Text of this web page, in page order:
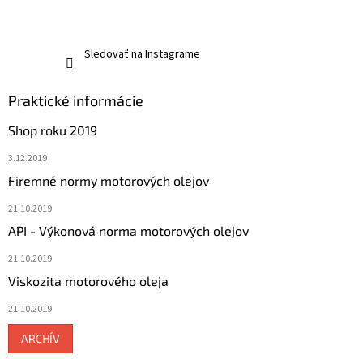
Sledovať na Instagrame
Praktické informácie
Shop roku 2019
3.12.2019
Firemné normy motorových olejov
21.10.2019
API - Výkonová norma motorových olejov
21.10.2019
Viskozita motorového oleja
21.10.2019
ARCHÍV